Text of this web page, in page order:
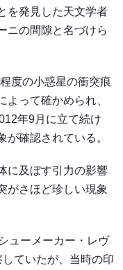
を発見した天文学者
ニの間隙と名づけら
度の小惑星の衝突痕
って確かめられ、
年9月に立て続け
確認されている。
に及ぼす引力の影響
がさほど珍しい現象
ューメーカー・レヴ
ていたが、当時の印